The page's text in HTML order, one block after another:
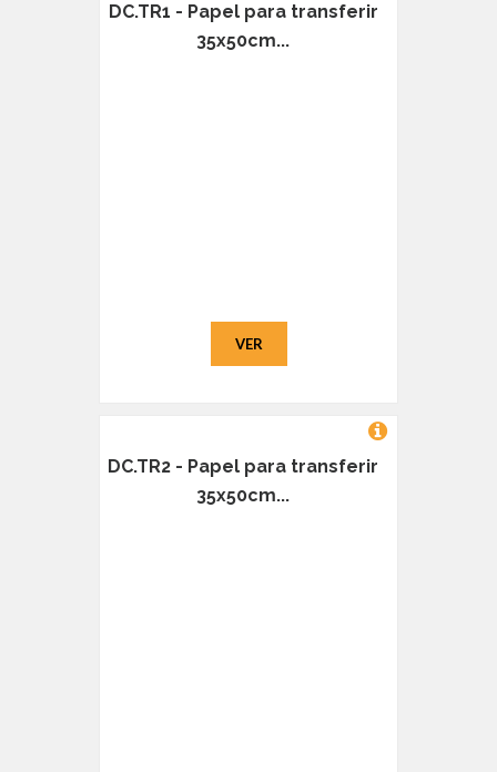
DC.TR1 - Papel para transferir
35x50cm...
VER
DC.TR2 - Papel para transferir
35x50cm...